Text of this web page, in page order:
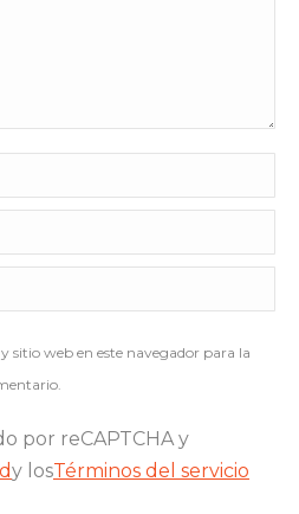
sitio web en este navegador para la
por reCAPTCHA y
y losTérminos del servicio